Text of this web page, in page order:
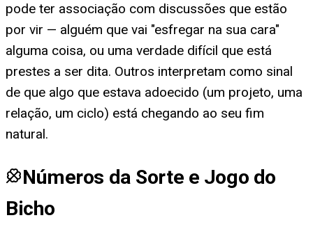
pode ter associação com discussões que estão
por vir — alguém que vai "esfregar na sua cara"
alguma coisa, ou uma verdade difícil que está
prestes a ser dita. Outros interpretam como sinal
de que algo que estava adoecido (um projeto, uma
relação, um ciclo) está chegando ao seu fim
natural.
Números da Sorte e Jogo do
Bicho